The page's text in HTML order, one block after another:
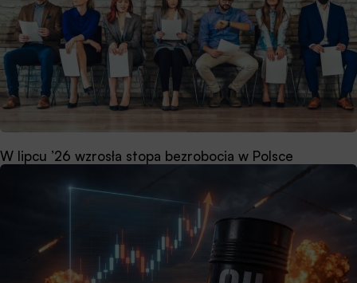
W lipcu ’26 wzrosła stopa bezrobocia w Polsce